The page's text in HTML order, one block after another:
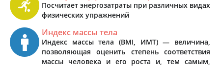
Посчитает энергозатраты при различных видах
физических упражнений
Индекс массы тела
Индекс массы тела (BMI, ИМТ) — величина,
позволяющая оценить степень соответствия
массы человека и его роста и, тем самым,